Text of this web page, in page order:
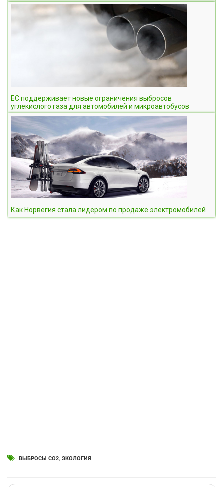
ЕС поддерживает новые ограничения выбросов
углекислого газа для автомобилей и микроавтобусов
Как Норвегия стала лидером по продаже электромобилей
ВЫБРОСЫ СО2, ЭКОЛОГИЯ